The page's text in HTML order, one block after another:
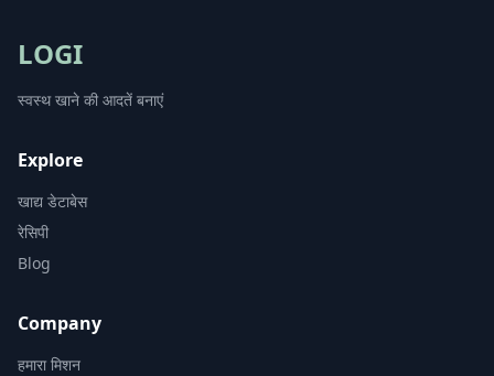
LOGI
स्वस्थ खाने की आदतें बनाएं
Explore
खाद्य डेटाबेस
रेसिपी
Blog
Company
हमारा मिशन